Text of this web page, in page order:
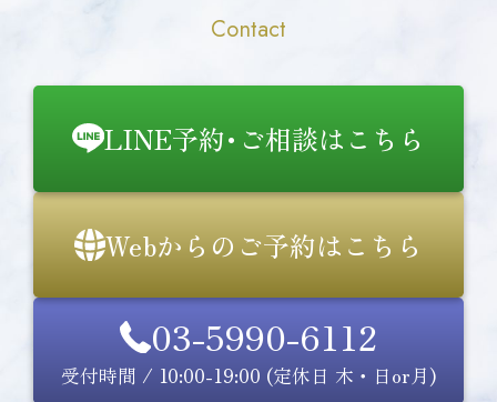
Contact
03-5990-6112
受付時間 / 10:00-19:00 (定休日 木・日or月)
Webからのご予約はこちら
LINE予約･ご相談はこちら